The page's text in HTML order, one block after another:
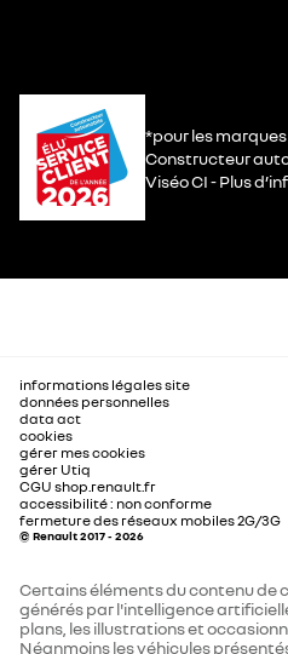
*pour les
Constructeur
Viséo CI - Plus
informations légales site
données personnelles
data act
cookies
gérer mes cookies
gérer Utiq
CGU shop.renault.fr
accessibilité : non conforme
fermeture des réseaux mobiles 2G/3G
© Renault 2017 - 2026
Certains éléments du contenu de
générés par l'intelligence
plans, les illustrations et
Néanmoins les véhicules